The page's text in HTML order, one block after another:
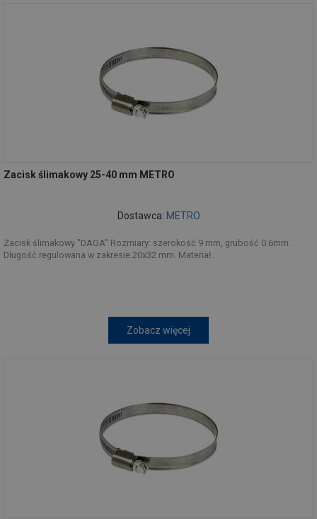
Zacisk ślimakowy 25-40 mm METRO
Dostawca: METRO
Zacisk ślimakowy "DAGA" Rozmiary: szerokość 9 mm, grubość 0.6mm.
Długość regulowana w zakresie 20x32 mm. Materiał...
Zobacz więcej